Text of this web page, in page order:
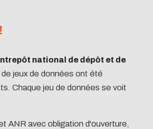
national de dépôt et de
jeux de données ont été
Chaque jeu de données se voit
ANR avec obligation d'ouverture,